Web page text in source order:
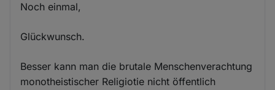
Noch einmal,
Glückwunsch.
Besser kann man die brutale Menschenverachtung
monotheistischer Religiotie nicht öffentlich